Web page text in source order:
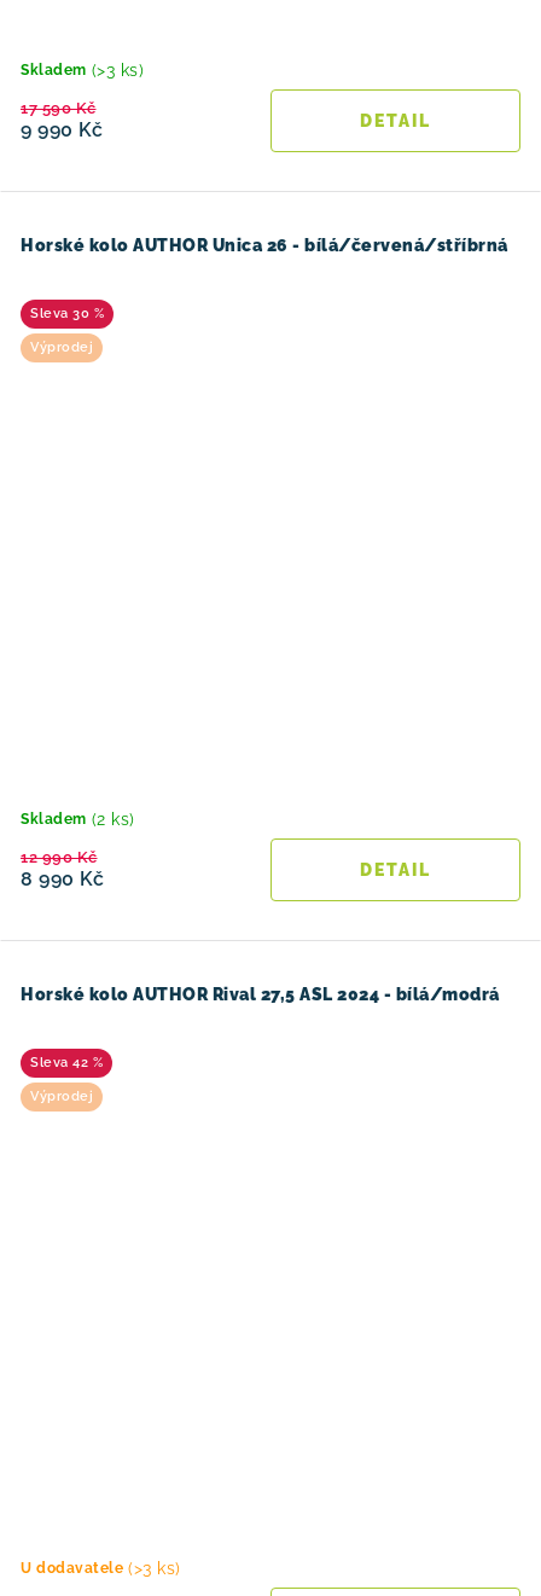
Skladem (>3 ks)
9 990 Kč
17 590 Kč
Horské kolo AUTHOR Unica 26 - bílá/červená/stříbrná
30 %
Výprodej
Skladem (2 ks)
8 990 Kč
12 990 Kč
Horské kolo AUTHOR Rival 27,5 ASL 2024 - bílá/modrá
42 %
Výprodej
U dodavatele (>3 ks)